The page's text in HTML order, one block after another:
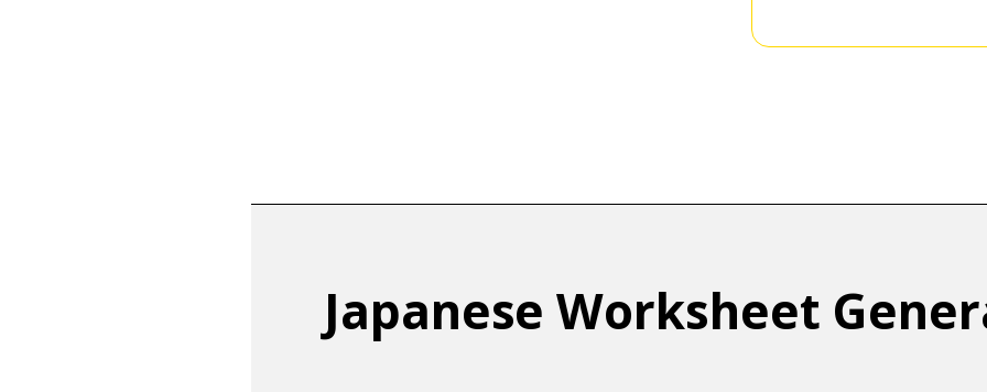
sama
Japanese Worksheet